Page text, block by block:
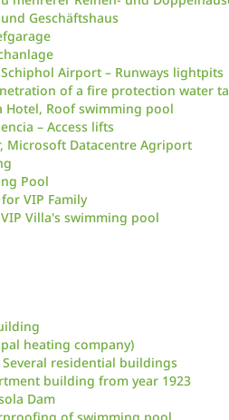
Geschäftshaus
Airport – Runways lightpits
of a fire protection water
Hotel, Roof swimming pool
– Access lifts
Microsoft Datacentre Agriport
Pool
VIP Family
Villa's swimming pool
heating company)
residential buildings
building from year 1923
Dam